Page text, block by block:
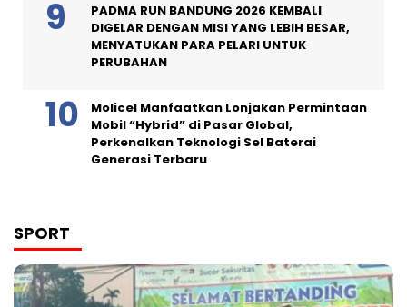
PADMA RUN BANDUNG 2026 KEMBALI
DIGELAR DENGAN MISI YANG LEBIH BESAR,
MENYATUKAN PARA PELARI UNTUK
PERUBAHAN
Molicel Manfaatkan Lonjakan Permintaan
Mobil “Hybrid” di Pasar Global,
Perkenalkan Teknologi Sel Baterai
Generasi Terbaru
SPORT